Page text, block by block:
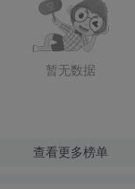
暂无数据
查看更多榜单